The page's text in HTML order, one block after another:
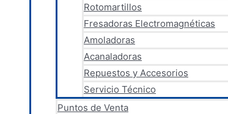
Rotomartillos
Fresadoras Electromagnéticas
Amoladoras
Acanaladoras
Repuestos y Accesorios
Servicio Técnico
Puntos de Venta